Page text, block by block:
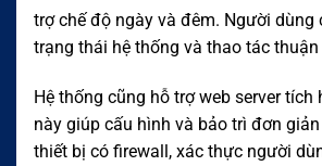
trợ chế độ ngày và đêm. Người dùng
trạng thái hệ thống và thao tác thuận
Hệ thống cũng hỗ trợ web server tích
này giúp cấu hình và bảo trì đơn
thiết bị có firewall, xác thực người